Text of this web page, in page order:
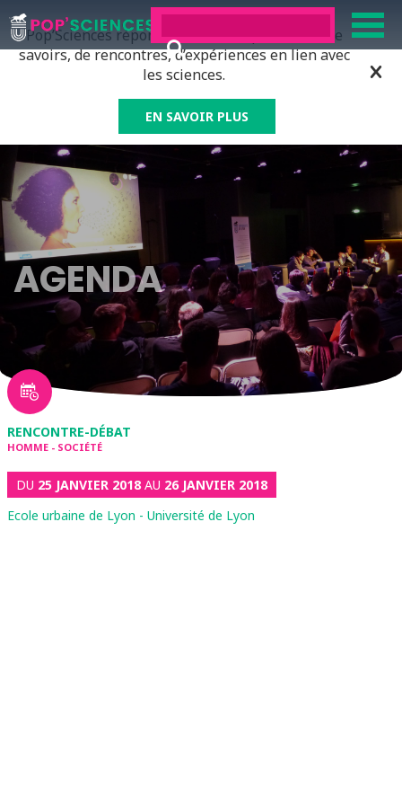
Pop’Sciences répond à tous ceux qui ont soif de
savoirs, de rencontres, d’expériences en lien avec
les sciences.
EN SAVOIR PLUS
AGENDA
RENCONTRE-DÉBAT
HOMME - SOCIÉTÉ
DU 25 JANVIER 2018AU 26 JANVIER 2018
Ecole urbaine de Lyon - Université de Lyon